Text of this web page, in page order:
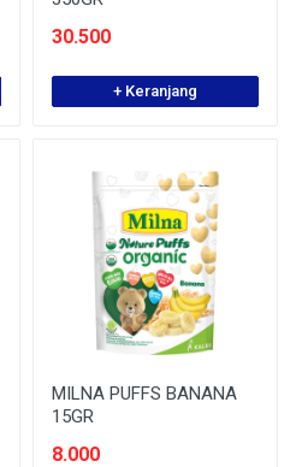
30.500
+ Keranjang
MILNA PUFFS BANANA
15GR
8.000